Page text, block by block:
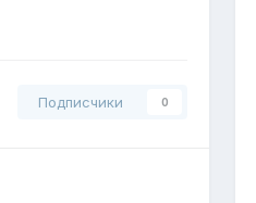
Подписчики 0